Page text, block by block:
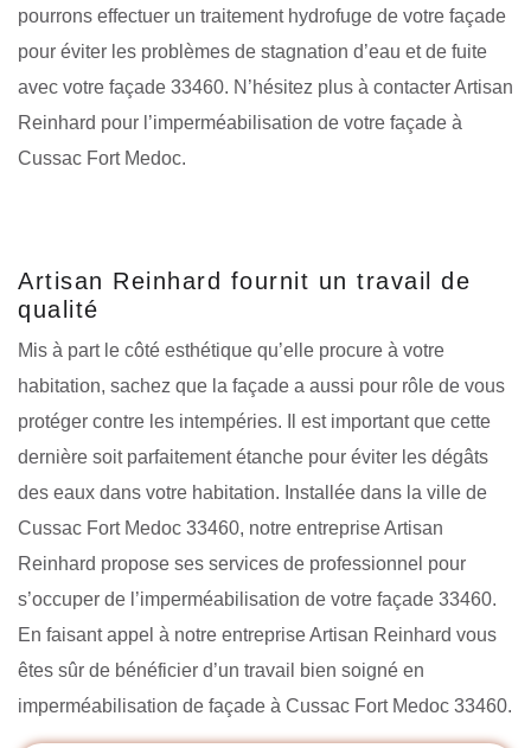
pourrons effectuer un traitement hydrofuge de votre façade
pour éviter les problèmes de stagnation d’eau et de fuite
avec votre façade 33460. N’hésitez plus à contacter Artisan
Reinhard pour l’imperméabilisation de votre façade à
Cussac Fort Medoc.
Artisan Reinhard fournit un travail de
qualité
Mis à part le côté esthétique qu’elle procure à votre
habitation, sachez que la façade a aussi pour rôle de vous
protéger contre les intempéries. Il est important que cette
dernière soit parfaitement étanche pour éviter les dégâts
des eaux dans votre habitation. Installée dans la ville de
Cussac Fort Medoc 33460, notre entreprise Artisan
Reinhard propose ses services de professionnel pour
s’occuper de l’imperméabilisation de votre façade 33460.
En faisant appel à notre entreprise Artisan Reinhard vous
êtes sûr de bénéficier d’un travail bien soigné en
imperméabilisation de façade à Cussac Fort Medoc 33460.